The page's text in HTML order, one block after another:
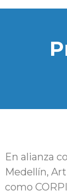
En alianza
Medellín,
como